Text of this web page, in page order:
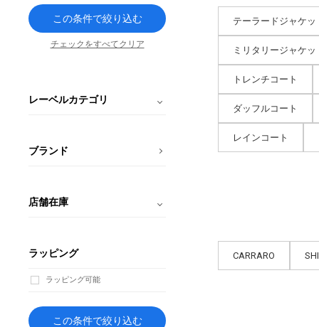
テーラードジャケッ
ミリタリージャケッ
トレンチコート
ダッフルコート
レインコート
CARRARO
この条件で絞り込む
チェックをすべてクリア
レーベルカテゴリ
ブランド
店舗在庫
ラッピング
ラッピング可能
この条件で絞り込む